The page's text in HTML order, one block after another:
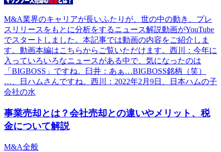
M&A業界のキャリアが長いふたりが、世の中の動き、プレ
スリリースをもとに分析をするニュース解説動画がYouTube
でスタートしました。本記事では動画の内容をご紹介しま
す。動画本編はこちらからご覧いただけます。西川：今年に
入っていろいろなニュースがある中で、気になったのは
「BIGBOSS」ですね。臼井：あぁ…BIGBOSS銘柄（笑）
…、日ハムさんですね。西川：2022年2月9日、日本ハムの子
会社の水
事業売却とは？会社売却との違いやメリット、税
金について解説
M&A全般